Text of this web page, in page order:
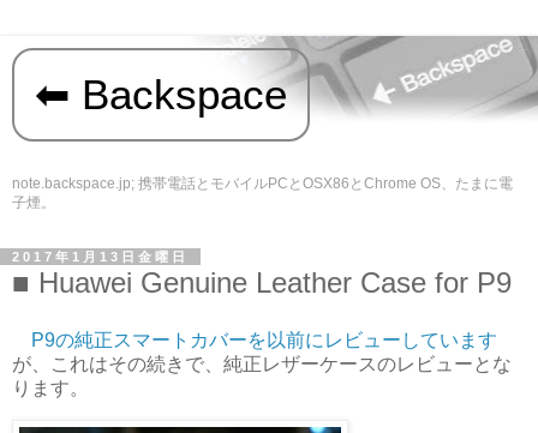
Backspace
note.backspace.jp; 携帯電話とモバイルPCとOSX86とChrome OS、たまに電
子煙。
2017年1月13日金曜日
Huawei Genuine Leather Case for P9
P9の純正スマートカバーを以前にレビューしています
が、これはその続きで、純正レザーケースのレビューとな
ります。